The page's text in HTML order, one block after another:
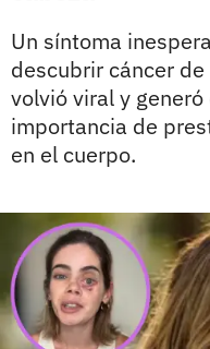
Un síntoma
descubrir cáncer
volvió viral y
importancia de
en el cuerpo.